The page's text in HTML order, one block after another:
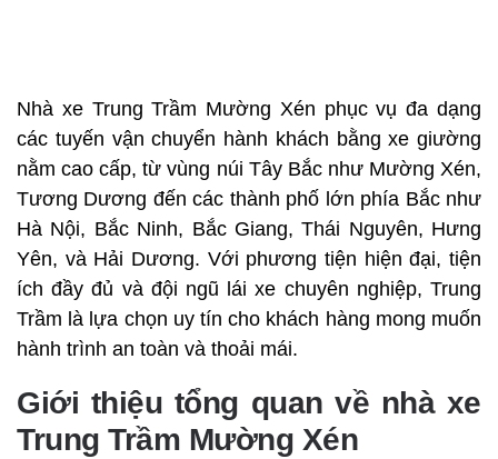
Nhà xe Trung Trầm Mường Xén phục vụ đa dạng
các tuyến vận chuyển hành khách bằng xe giường
nằm cao cấp, từ vùng núi Tây Bắc như Mường Xén,
Tương Dương đến các thành phố lớn phía Bắc như
Hà Nội, Bắc Ninh, Bắc Giang, Thái Nguyên, Hưng
Yên, và Hải Dương. Với phương tiện hiện đại, tiện
ích đầy đủ và đội ngũ lái xe chuyên nghiệp, Trung
Trầm là lựa chọn uy tín cho khách hàng mong muốn
hành trình an toàn và thoải mái.
Giới thiệu tổng quan về nhà xe
Trung Trầm Mường Xén